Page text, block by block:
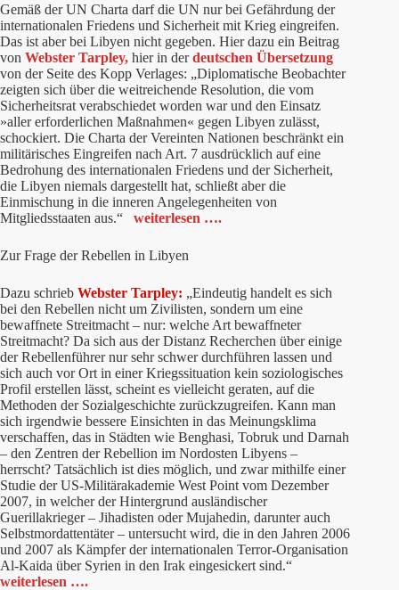
Gemäß der UN Charta darf die UN nur bei Gefährdung der
internationalen Friedens und Sicherheit mit Krieg eingreifen.
Das ist aber bei Libyen nicht gegeben. Hier dazu ein Beitrag
von Webster Tarpley, hier in derdeutschen Übersetzung
von der Seite des Kopp Verlages: „Diplomatische Beobachter
zeigten sich über die weitreichende Resolution, die vom
Sicherheitsrat verabschiedet worden war und den Einsatz
»aller erforderlichen Maßnahmen« gegen Libyen zulässt,
schockiert. Die Charta der Vereinten Nationen beschränkt ein
militärisches Eingreifen nach Art. 7 ausdrücklich auf eine
Bedrohung des internationalen Friedens und der Sicherheit,
die Libyen niemals dargestellt hat, schließt aber die
Einmischung in die inneren Angelegenheiten von
Mitgliedsstaaten aus.“ weiterlesen ….
Zur Frage der Rebellen in Libyen
Dazu schrieb Webster Tarpley: „Eindeutig handelt es sich
bei den Rebellen nicht um Zivilisten, sondern um eine
bewaffnete Streitmacht – nur: welche Art bewaffneter
Streitmacht? Da sich aus der Distanz Recherchen über einige
der Rebellenführer nur sehr schwer durchführen lassen und
sich auch vor Ort in einer Kriegssituation kein soziologisches
Profil erstellen lässt, scheint es vielleicht geraten, auf die
Methoden der Sozialgeschichte zurückzugreifen. Kann man
sich irgendwie bessere Einsichten in das Meinungsklima
verschaffen, das in Städten wie Benghasi, Tobruk und Darnah
– den Zentren der Rebellion im Nordosten Libyens –
herrscht? Tatsächlich ist dies möglich, und zwar mithilfe einer
Studie der US-Militärakademie West Point vom Dezember
2007, in welcher der Hintergrund ausländischer
Guerillakrieger – Jihadisten oder Mujahedin, darunter auch
Selbstmordattentäter – untersucht wird, die in den Jahren 2006
und 2007 als Kämpfer der internationalen Terror-Organisation
Al-Kaida über Syrien in den Irak eingesickert sind.“
weiterlesen ….